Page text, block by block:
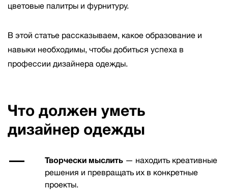
цветовые палитры и фурнитуру.
В этой статье рассказываем, какое образование и
навыки необходимы, чтобы добиться успеха в
профессии дизайнера одежды.
Что должен уметь
дизайнер одежды
Творчески мыслить — находить креативные
решения и превращать их в конкретные
проекты.